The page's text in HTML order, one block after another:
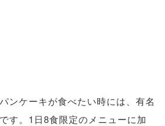
ンケーキが食べたい時には、有名
す。1日8食限定のメニューに加